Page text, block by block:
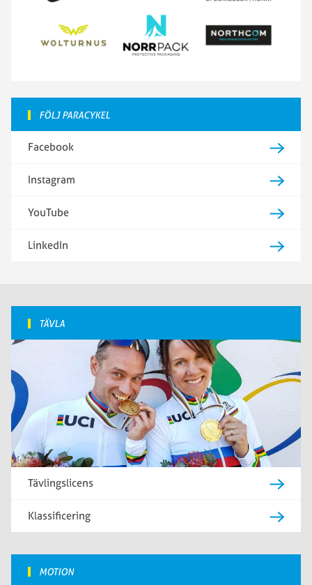
FÖLJ PARACYKEL
Facebook
Instagram
YouTube
LinkedIn
TÄVLA
Tävlingslicens
Klassificering
MOTION